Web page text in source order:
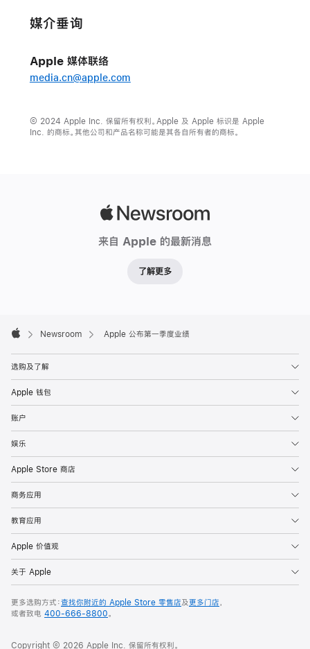
媒介垂询
Apple 媒体联络
media.cn@apple.com
© 2024 Apple Inc. 保留所有权利。Apple 及 Apple 标识是 Apple
Inc. 的商标。其他公司和产品名称可能是其各自所有者的商标。
来自 Apple 的最新消息
了解更多
Footer

Newsroom Apple 公布第一季度业绩
选购及了解
Apple 钱包
账户
娱乐
Apple Store 商店
商务应用
教育应用
Apple 价值观
关于 Apple
更多选购方式：查找你附近的 Apple Store 零售店及更多门店，
或者致电 400-666-8800。
Copyright © 2026 Apple Inc. 保留所有权利。